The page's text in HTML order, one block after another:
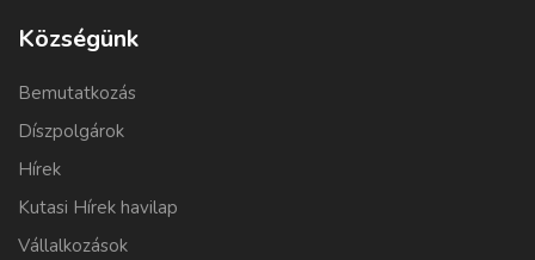
Községünk
Bemutatkozás
Díszpolgárok
Hírek
Kutasi Hírek havilap
Vállalkozások